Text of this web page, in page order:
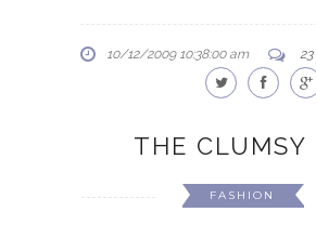
10/12/2009 10:38:00 am
THE CLUMSY
FASHION